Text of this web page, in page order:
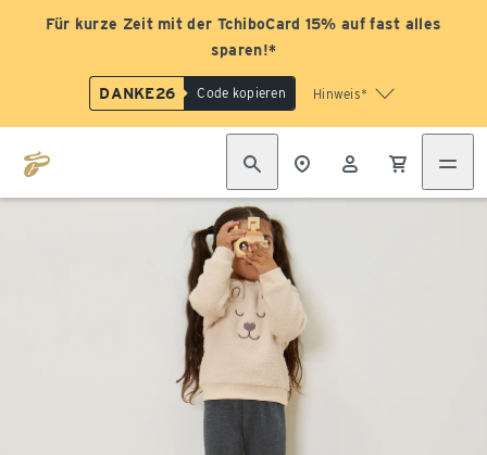
Für kurze Zeit mit der TchiboCard 15% auf fast alles
sparen!*
DANKE26 Code kopieren Hinweis*